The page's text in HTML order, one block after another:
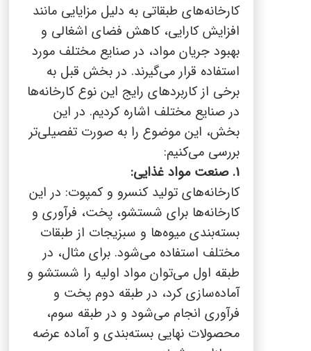
کارخانه‌های طبقاتی به دلیل مزایایی مانند
افزایش کارایی، کاهش فضای اشغالی و
بهبود جریان مواد، در صنایع مختلف مورد
استفاده قرار می‌گیرند. در بخش قبل به
برخی از کاربردهای رایج این نوع کارخانه‌ها
در صنایع مختلف اشاره کردیم. در این
بخش، این موضوع را به صورت تفصیلی‌تر
بررسی می‌کنیم:
1. صنعت مواد غذایی:
کارخانه‌های تولید کنسرو و کمپوت: در این
کارخانه‌ها برای شستشو، پخت، فرآوری و
بسته‌بندی میوه‌ها و سبزیجات از طبقات
مختلف استفاده می‌شود. برای مثال، در
طبقه اول می‌توان مواد اولیه را شستشو و
آماده‌سازی کرد، در طبقه دوم پخت و
فرآوری انجام می‌شود و در طبقه سوم،
محصولات نهایی بسته‌بندی و آماده عرضه